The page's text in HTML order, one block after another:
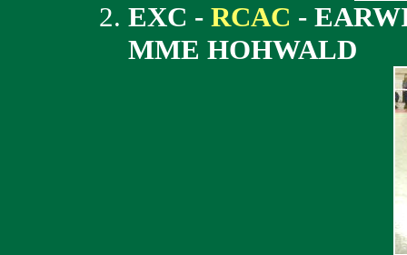
EXC - RCAC -
MME HOHWALD